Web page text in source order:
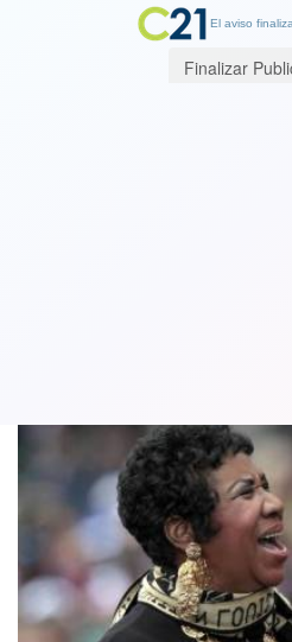
El aviso
Finalizar